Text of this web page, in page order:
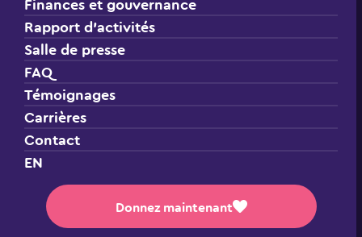
Finances et gouvernance
Rapport d’activités
Salle de presse
FAQ
Témoignages
Carrières
Contact
EN
Donnez maintenant
Montréal, le 5 avril 2020. –
Québec et le Club des petits déjeuners annoncent
aujourd’hui que les fonds qui étaient prévus pour la
distribution de petits déjeuners dans les écoles seront
alloués pour venir en aide aux plus démunis qui sont